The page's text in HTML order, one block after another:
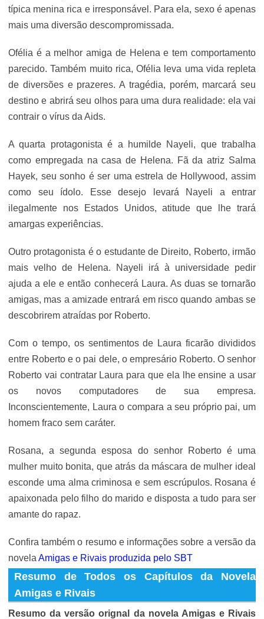
típica menina rica e irresponsável. Para ela, sexo é apenas
mais uma diversão descompromissada.
Ofélia é a melhor amiga de Helena e tem comportamento
parecido. Também muito rica, Ofélia leva uma vida repleta
de diversões e prazeres. A tragédia, porém, marcará seu
destino e abrirá seu olhos para uma dura realidade: ela vai
contrair o vírus da Aids.
A quarta protagonista é a humilde Nayeli, que trabalha
como empregada na casa de Helena. Fã da atriz Salma
Hayek, seu sonho é ser uma estrela de Hollywood, assim
como seu ídolo. Esse desejo levará Nayeli a entrar
ilegalmente nos Estados Unidos, atitude que lhe trará
amargas experiências.
Outro protagonista é o estudante de Direito, Roberto, irmão
mais velho de Helena. Nayeli irá à universidade pedir
ajuda a ele e então conhecerá Laura. As duas se tornarão
amigas, mas a amizade entrará em risco quando ambas se
descobrirem atraídas por Roberto.
Com o tempo, os sentimentos de Laura ficarão divididos
entre Roberto e o pai dele, o empresário Roberto. O senhor
Roberto vai contratar Laura para que ela lhe ensine a usar
os novos computadores de sua empresa.
Inconscientemente, Laura o compara a seu próprio pai, um
homem fraco sem caráter.
Rosana, a segunda esposa do senhor Roberto é uma
mulher muito bonita, que atrás da máscara de mulher ideal
esconde uma alma criminosa e sem escrúpulos. Rosana é
apaixonada pelo filho do marido e disposta a tudo para ser
amante do rapaz.
Confira também o resumo e informações sobre a versão da
novela Amigas e Rivais produzida pelo SBT
Resumo de Todos os Capítulos da Novela
Amigas e Rivais
Resumo da versão orignal da novela Amigas e Rivais